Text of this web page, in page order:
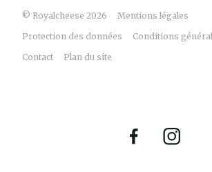
© Royalcheese 2026
Mentions légales
Protection des données
Conditions
Contact
Plan du site